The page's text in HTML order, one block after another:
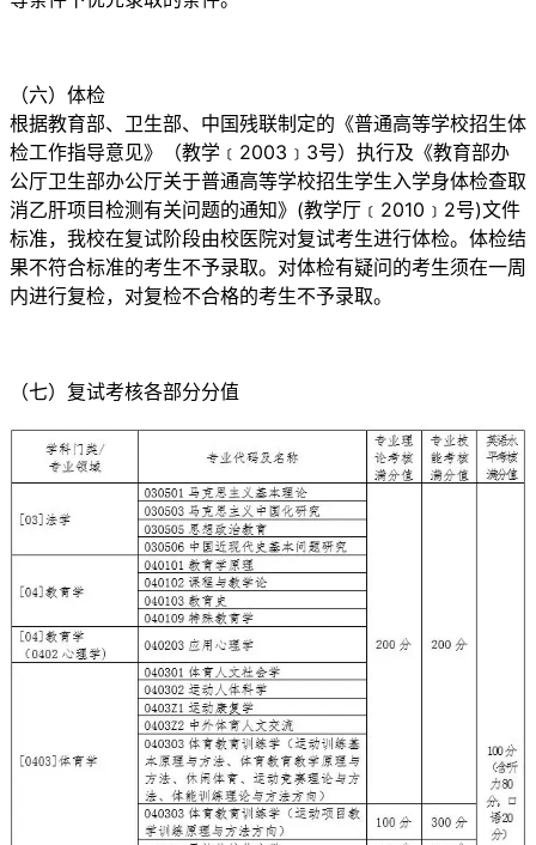
（六）体检
根据教育部、卫生部、中国残联制定的《普通高等学校招生体
检工作指导意见》（教学﹝2003﹞3号）执行及《教育部办
公厅卫生部办公厅关于普通高等学校招生学生入学身体检查取
消乙肝项目检测有关问题的通知》(教学厅﹝2010﹞2号)文件
标准，我校在复试阶段由校医院对复试考生进行体检。体检结
果不符合标准的考生不予录取。对体检有疑问的考生须在一周
内进行复检，对复检不合格的考生不予录取。
（七）复试考核各部分分值